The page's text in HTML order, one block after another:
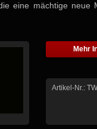
eine mächtige neue
Mehr
Artikel-Nr.: